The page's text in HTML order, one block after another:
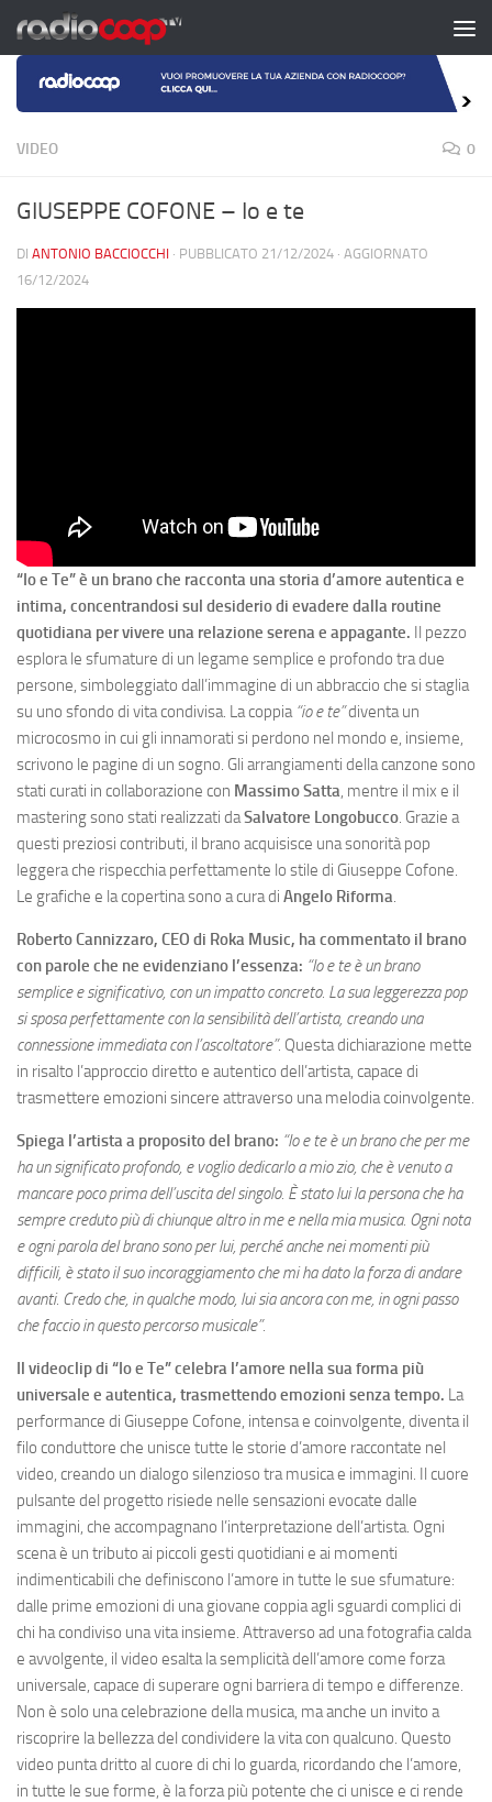
Salta al contenuto
VIDEO 0
GIUSEPPE COFONE – Io e te
DI ANTONIO BACCIOCCHI · PUBBLICATO 21/12/2024 · AGGIORNATO
16/12/2024
“Io e Te” è un brano che racconta una storia d’amore autentica e
intima, concentrandosi sul desiderio di evadere dalla routine
quotidiana per vivere una relazione serena e appagante. Il pezzo
esplora le sfumature di un legame semplice e profondo tra due
persone, simboleggiato dall’immagine di un abbraccio che si staglia
su uno sfondo di vita condivisa. La coppia “io e te”diventa un
microcosmo in cui gli innamorati si perdono nel mondo e, insieme,
scrivono le pagine di un sogno. Gli arrangiamenti della canzone sono
stati curati in collaborazione con Massimo Satta, mentre il mix e il
mastering sono stati realizzati daSalvatore Longobucco. Grazie a
questi preziosi contributi, il brano acquisisce una sonorità pop
leggera che rispecchia perfettamente lo stile di Giuseppe Cofone.
Le grafiche e la copertina sono a cura di Angelo Riforma.
Roberto Cannizzaro, CEO di Roka Music, ha commentato il brano
con parole che ne evidenziano l’essenza: “Io e te è un brano
semplice e significativo, con un impatto concreto. La sua leggerezza pop
si sposa perfettamente con la sensibilità dell’artista, creando una
connessione immediata con l’ascoltatore”. Questa dichiarazione mette
in risalto l’approccio diretto e autentico dell’artista, capace di
trasmettere emozioni sincere attraverso una melodia coinvolgente.
Spiega l’artista a proposito del brano: “Io e te è un brano che per me
ha un significato profondo, e voglio dedicarlo a mio zio, che è venuto a
mancare poco prima dell’uscita del singolo. È stato lui la persona che ha
sempre creduto più di chiunque altro in me e nella mia musica. Ogni nota
e ogni parola del brano sono per lui, perché anche nei momenti più
difficili, è stato il suo incoraggiamento che mi ha dato la forza di andare
avanti. Credo che, in qualche modo, lui sia ancora con me, in ogni passo
che faccio in questo percorso musicale”.
Il videoclip di “Io e Te” celebra l’amore nella sua forma più
universale e autentica, trasmettendo emozioni senza tempo. La
performance di Giuseppe Cofone, intensa e coinvolgente, diventa il
filo conduttore che unisce tutte le storie d’amore raccontate nel
video, creando un dialogo silenzioso tra musica e immagini. Il cuore
pulsante del progetto risiede nelle sensazioni evocate dalle
immagini, che accompagnano l’interpretazione dell’artista. Ogni
scena è un tributo ai piccoli gesti quotidiani e ai momenti
indimenticabili che definiscono l’amore in tutte le sue sfumature:
dalle prime emozioni di una giovane coppia agli sguardi complici di
chi ha condiviso una vita insieme. Attraverso ad una fotografia calda
e avvolgente, il video esalta la semplicità dell’amore come forza
universale, capace di superare ogni barriera di tempo e differenze.
Non è solo una celebrazione della musica, ma anche un invito a
riscoprire la bellezza del condividere la vita con qualcuno. Questo
video punta dritto al cuore di chi lo guarda, ricordando che l’amore,
in tutte le sue forme, è la forza più potente che ci unisce e ci rende